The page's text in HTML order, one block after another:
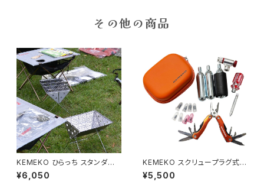
その他の商品
KEMEKO ひらっち スタンダー
ドタイプ BBQグリル＆焚火台 ケ
メコ
¥6,050
KEMEKO スクリュープラグ式チ
ューブレスタイヤパンク修理キッ
ト
¥5,500